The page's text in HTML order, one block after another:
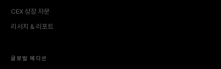
CEX 상장 자문
리서치 & 리포트
글로벌 에디션